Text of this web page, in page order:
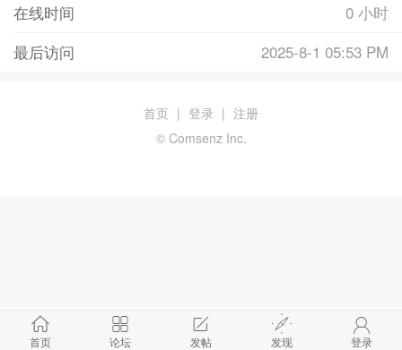
在线时间
0 小时
最后访问
2025-8-1 05:53 PM
首页 论坛 发帖 发现 登录
首页 | 登录 | 注册
© Comsenz Inc.